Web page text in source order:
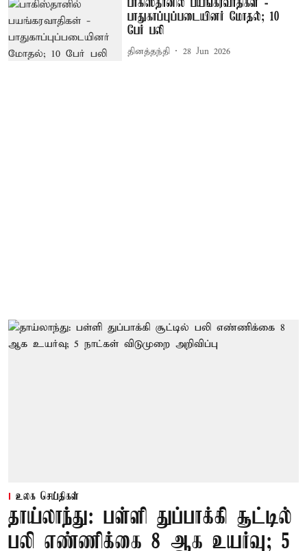
பாகிஸ்தானில் பயங்கரவாதிகள் -
பாதுகாப்புப்படையினர் மோதல்; 10
பேர் பலி
தினத்தந்தி 28 Jun 2026
உலக செய்திகள்
தாய்லாந்து: பள்ளி துப்பாக்கி சூட்டில்
பலி எண்ணிக்கை 8 ஆக உயர்வு; 5